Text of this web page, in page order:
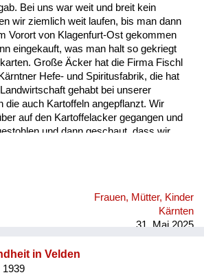
Besatzungsmächte
Frauen, Mütter, Kinder
Versorgung
Heimkehrer
Fluchtgeschichten
Wiederaufbau und
Wohnen
Bei uns war weit und breit kein
wir ziemlich weit laufen, bis man dann
Vorort von Klagenfurt-Ost gekommen
eingekauft, was man halt so gekriegt
Große Äcker hat die Firma Fischl
Hefe- und Spiritusfabrik, die hat
gehabt bei unserer
die auch Kartoffeln angepflanzt. Wir
auf den Kartoffelacker gegangen und
und dann geschaut, dass wir
Leute aus der Nachbarschaft den
Frauen, Mütter, Kinder
Kärnten
31. Mai 2025
in Velden
1939